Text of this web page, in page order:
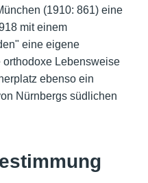
(1910: 861) eine
mit einem
eine eigene
orthodoxe Lebensweise
ebenso ein
Nürnbergs südlichen